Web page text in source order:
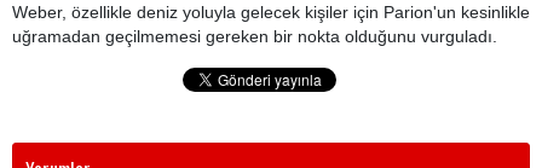
Weber, özellikle deniz yoluyla gelecek kişiler için Parion'un kesinlikle
uğramadan geçilmemesi gereken bir nokta olduğunu vurguladı.